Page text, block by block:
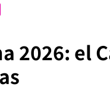
2026: el